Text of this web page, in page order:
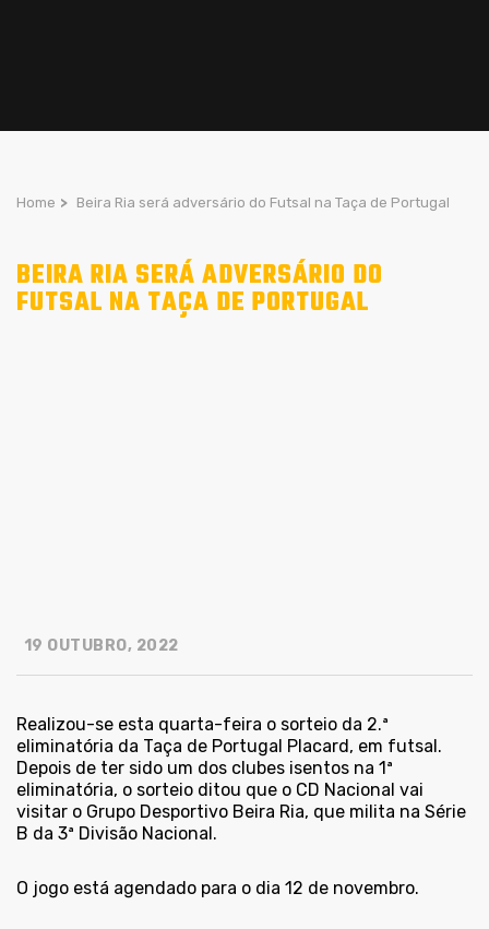
Home > Beira Ria será adversário do Futsal na Taça de Portugal
BEIRA RIA SERÁ ADVERSÁRIO DO
FUTSAL NA TAÇA DE PORTUGAL
19 OUTUBRO, 2022
Realizou-se esta quarta-feira o sorteio da 2.ª
eliminatória da Taça de Portugal Placard, em futsal.
Depois de ter sido um dos clubes isentos na 1ª
eliminatória, o sorteio ditou que o CD Nacional vai
visitar o Grupo Desportivo Beira Ria, que milita na Série
B da 3ª Divisão Nacional.
O jogo está agendado para o dia 12 de novembro.